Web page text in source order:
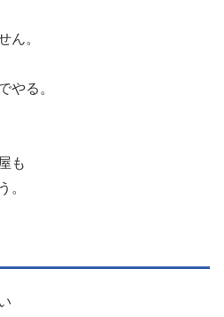
ん。
やる。
も
。